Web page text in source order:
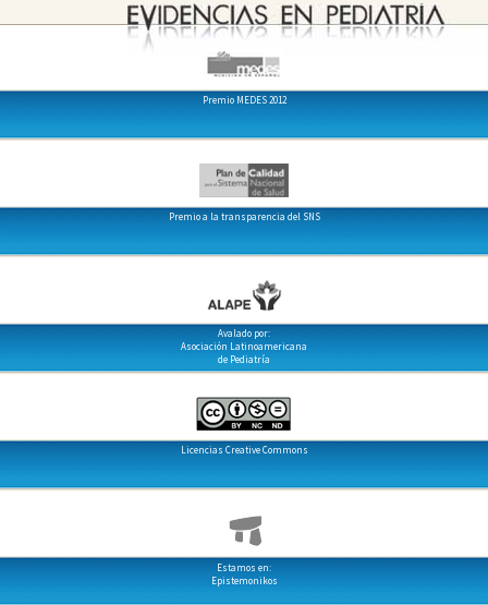
Premio MEDES 2012
Premio a la transparencia del SNS
Avalado por:
Asociación Latinoamericana
de Pediatría
Licencias Creative Commons
Estamos en:
Epistemonikos